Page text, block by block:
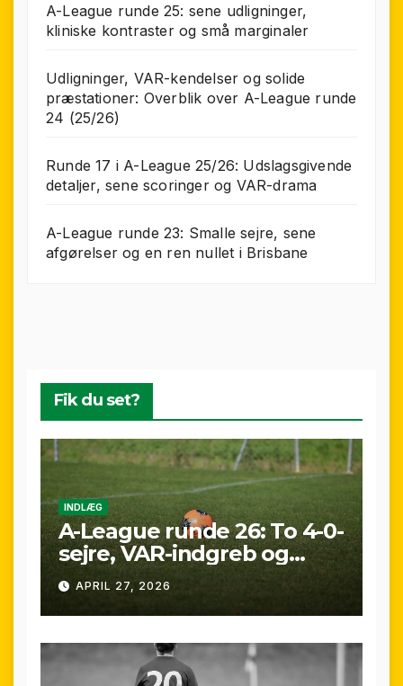
A-League runde 25: sene udligninger,
kliniske kontraster og små marginaler
Udligninger, VAR-kendelser og solide
præstationer: Overblik over A-League runde
24 (25/26)
Runde 17 i A-League 25/26: Udslagsgivende
detaljer, sene scoringer og VAR-drama
A-League runde 23: Smalle sejre, sene
afgørelser og en ren nullet i Brisbane
Fik du set?
INDLÆG
A-League runde 26: To 4-0-
sejre, VAR-indgreb og
sene scoringer – fuld
gennemgang af
weekenden
APRIL 27, 2026